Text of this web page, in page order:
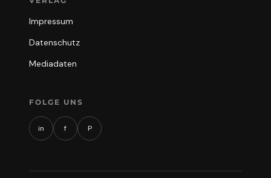
Impressum
Datenschutz
Mediadaten
FOLGE UNS
in f P